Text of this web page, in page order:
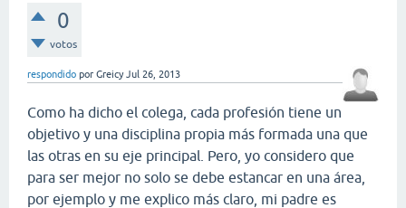
0
votos
respondido por Greicy Jul 26, 2013
Como ha dicho el colega, cada profesión tiene un
objetivo y una disciplina propia más formada una que
las otras en su eje principal. Pero, yo considero que
para ser mejor no solo se debe estancar en una área,
por ejemplo y me explico más claro, mi padre es